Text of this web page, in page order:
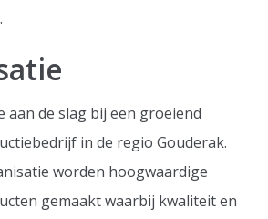
aan de slag bij een groeiend
in de regio Gouderak.
worden hoogwaardige
gemaakt waarbij kwaliteit en